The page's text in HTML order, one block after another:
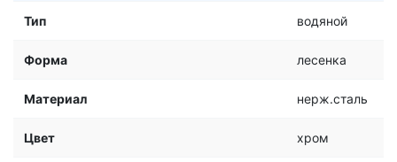
Тип водяной
Форма лесенка
Материал нерж.сталь
Цвет хром